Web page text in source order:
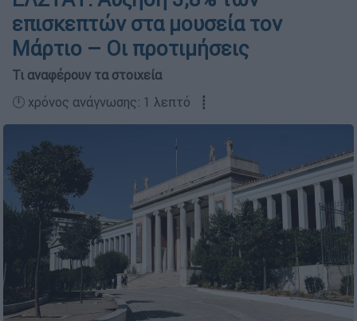
επισκεπτών στα μουσεία τον
Μάρτιο – Οι προτιμήσεις
Τι αναφέρουν τα στοιχεία
🕛 χρόνος ανάγνωσης: 1 λεπτό ┋